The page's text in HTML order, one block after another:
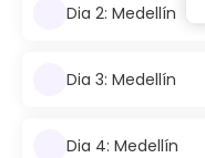
Dia 2: Medellín
Dia 3: Medellín
Dia 4: Medellín